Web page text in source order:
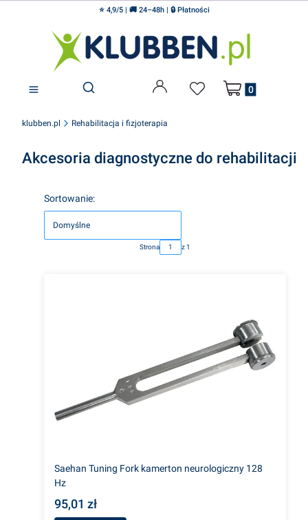
⭐ 4,9/5 | 🚚 24–48h | 🔒 Płatności
Otwórz wyszukiwarkę
Produkty w
klubben.pl Rehabilitacja i fizjoterapia
Akcesoria diagnostyczne do rehabilitacji
Lista produktów
Sortowanie:
Domyślne
Strona z 1
Saehan Tuning Fork kamerton neurologiczny 128
Hz
95,01 zł